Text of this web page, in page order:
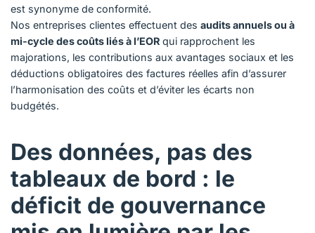
est synonyme de conformité.
Nos entreprises clientes effectuent des audits annuels ou à
mi-cycle des coûts liés à l’EOR qui rapprochent les
majorations, les contributions aux avantages sociaux et les
déductions obligatoires des factures réelles afin d’assurer
l’harmonisation des coûts et d’éviter les écarts non
budgétés.
Des données, pas des
tableaux de bord : le
déficit de gouvernance